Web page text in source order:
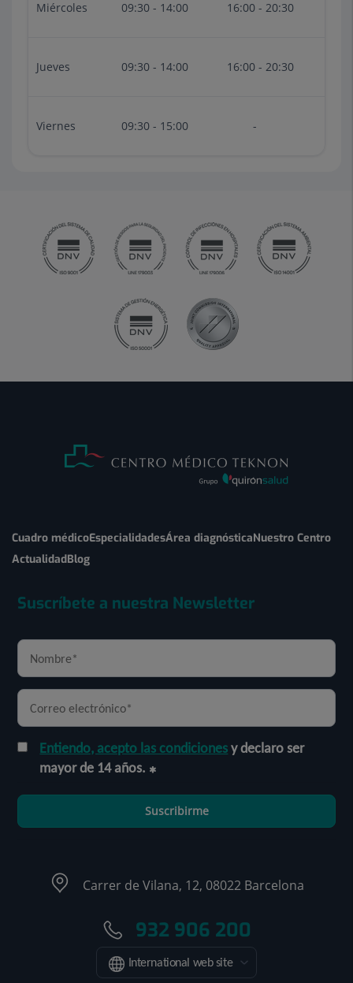
Miércoles 09:30 - 14:00 16:00 - 20:30
Jueves 09:30 - 14:00 16:00 - 20:30
Viernes 09:30 - 15:00 -
Cuadro médicoEspecialidadesÁrea diagnósticaNuestro Centro
ActualidadBlog
Suscríbete a nuestra Newsletter
Entiendo, acepto las condicionesy declaro ser
mayor de 14 años.
Suscribirme
Carrer de Vilana, 12, 08022 Barcelona
932 906 200
International web site